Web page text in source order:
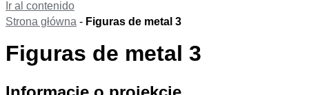
Ir al contenido
Strona główna - Figuras de metal 3
Figuras de metal 3